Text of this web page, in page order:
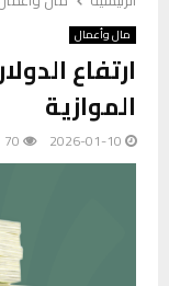
مال وأعمال
ارتفاع
الموازية
2026-01-10
70